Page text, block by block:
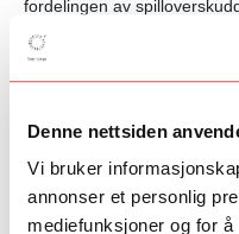
Denne nettsiden
Vi bruker
annonser et personlig
mediefunksjoner og for
fordelingen av
- Alle våre satsinger er
finansieringsmodell og vi
2020 hadde vi bidratt til å
kroner fra bidragsytere. Vi
satser også de private. Vi
programmer ytterligere i